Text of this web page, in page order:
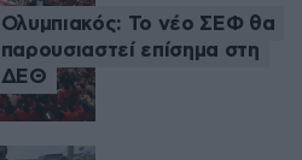
Ολυμπιακός: Το νέο ΣΕΦ θα
παρουσιαστεί επίσημα στη
ΔΕΘ